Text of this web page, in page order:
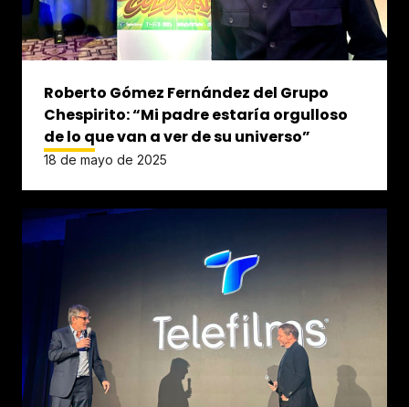
Roberto Gómez Fernández del Grupo
Chespirito: “Mi padre estaría orgulloso
de lo que van a ver de su universo”
18 de mayo de 2025